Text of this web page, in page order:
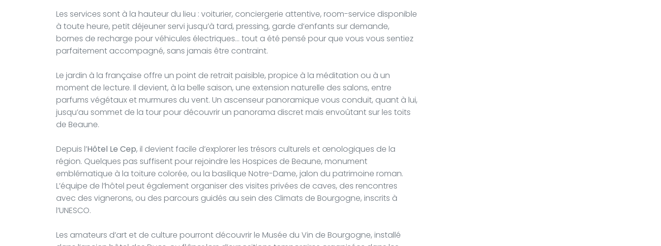
Les services sont à la hauteur du lieu : voiturier, conciergerie attentive, room-service disponible
à toute heure, petit déjeuner servi jusqu’à tard, pressing, garde d’enfants sur demande,
bornes de recharge pour véhicules électriques… tout a été pensé pour que vous vous sentiez
parfaitement accompagné, sans jamais être contraint.
Le jardin à la française offre un point de retrait paisible, propice à la méditation ou à un
moment de lecture. Il devient, à la belle saison, une extension naturelle des salons, entre
parfums végétaux et murmures du vent. Un ascenseur panoramique vous conduit, quant à lui,
jusqu’au sommet de la tour pour découvrir un panorama discret mais envoûtant sur les toits
de Beaune.
Depuis l’Hôtel Le Cep, il devient facile d’explorer les trésors culturels et œnologiques de la
région. Quelques pas suffisent pour rejoindre les Hospices de Beaune, monument
emblématique à la toiture colorée, ou la basilique Notre-Dame, jalon du patrimoine roman.
L’équipe de l’hôtel peut également organiser des visites privées de caves, des rencontres
avec des vignerons, ou des parcours guidés au sein des Climats de Bourgogne, inscrits à
l’UNESCO.
Les amateurs d’art et de culture pourront découvrir le Musée du Vin de Bourgogne, installé